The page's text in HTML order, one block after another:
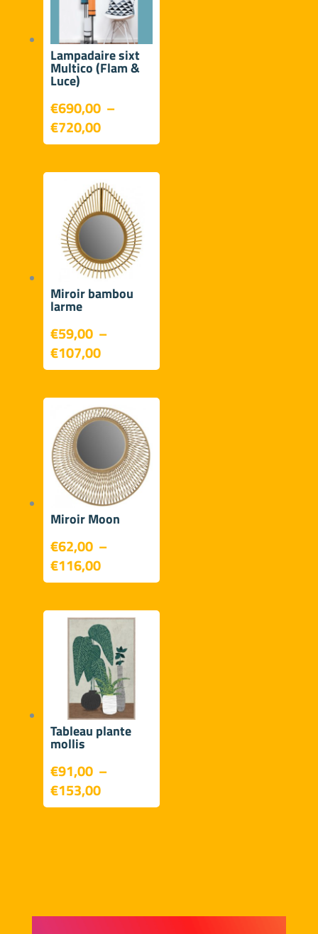
Lampadaire sixt
Multico (Flam &
Luce)
€690,00 –
€720,00Plage
de
€690,00
à
€720,00
Miroir bambou
larme
€59,00 –
€107,00Plage
de
€59,00
à
€107,00
Miroir Moon
€62,00 –
€116,00Plage
de
€62,00
à
€116,00
Tableau plante
mollis
€91,00 –
€153,00Plage
de